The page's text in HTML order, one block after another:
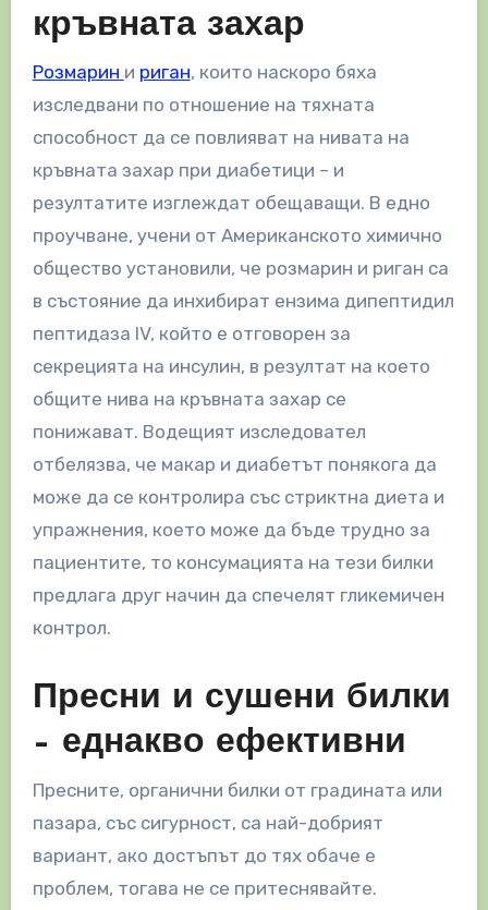
кръвната захар
Розмарин и риган, които наскоро бяха
изследвани по отношение на тяхната
способност да се повлияват на нивата на
кръвната захар при диабетици – и
резултатите изглеждат обещаващи. В едно
проучване, учени от Американското химично
общество установили, че розмарин и риган са
в състояние да инхибират ензима дипептидил
пептидаза IV, който е отговорен за
секрецията на инсулин, в резултат на което
общите нива на кръвната захар се
понижават. Водещият изследовател
отбелязва, че макар и диабетът понякога да
може да се контролира със стриктна диета и
упражнения, което може да бъде трудно за
пациентите, то консумацията на тези билки
предлага друг начин да спечелят гликемичен
контрол.
Пресни и сушени билки
– еднакво ефективни
Пресните, органични билки от градината или
пазара, със сигурност, са най-добрият
вариант, ако достъпът до тях обаче е
проблем, тогава не се притеснявайте.